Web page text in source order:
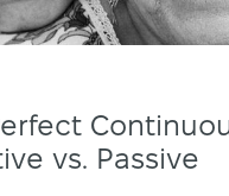
vs. Passive